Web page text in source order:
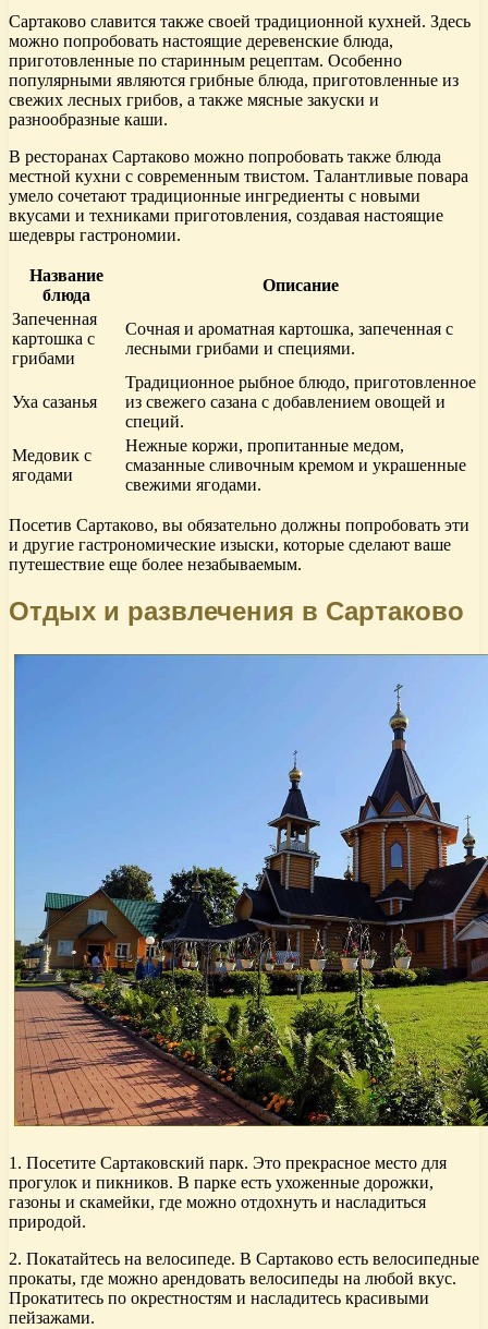
Сартаково славится также своей традиционной кухней. Здесь
можно попробовать настоящие деревенские блюда,
приготовленные по старинным рецептам. Особенно
популярными являются грибные блюда, приготовленные из
свежих лесных грибов, а также мясные закуски и
разнообразные каши.
В ресторанах Сартаково можно попробовать также блюда
местной кухни с современным твистом. Талантливые повара
умело сочетают традиционные ингредиенты с новыми
вкусами и техниками приготовления, создавая настоящие
шедевры гастрономии.
Название
блюда
Описание
Запеченная
картошка с
грибами
Сочная и ароматная картошка, запеченная с
лесными грибами и специями.
Уха сазанья
Традиционное рыбное блюдо, приготовленное
из свежего сазана с добавлением овощей и
специй.
Медовик с
ягодами
Нежные коржи, пропитанные медом,
смазанные сливочным кремом и украшенные
свежими ягодами.
Посетив Сартаково, вы обязательно должны попробовать эти
и другие гастрономические изыски, которые сделают ваше
путешествие еще более незабываемым.
Отдых и развлечения в Сартаково
1. Посетите Сартаковский парк. Это прекрасное место для
прогулок и пикников. В парке есть ухоженные дорожки,
газоны и скамейки, где можно отдохнуть и насладиться
природой.
2. Покатайтесь на велосипеде. В Сартаково есть велосипедные
прокаты, где можно арендовать велосипеды на любой вкус.
Прокатитесь по окрестностям и насладитесь красивыми
пейзажами.